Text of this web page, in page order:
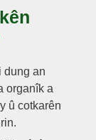
dung an
organîk a
û cotkarên